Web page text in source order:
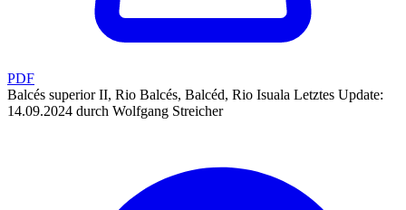
PDF
Balcés superior II, Rio Balcés, Balcéd, Rio Isuala Letztes Update:
14.09.2024 durch Wolfgang Streicher